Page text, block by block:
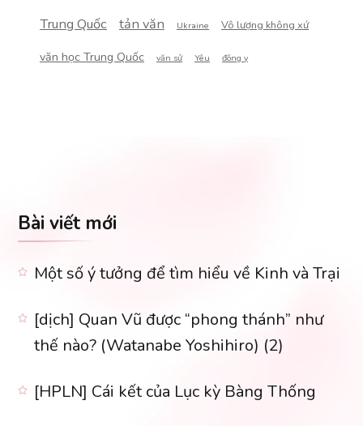
Trung Quốc tản văn Ukraine Vô lượng không xứ
văn học Trung Quốc văn sử Yêu đông y
Bài viết mới
Một số ý tưởng để tìm hiểu về Kinh và Trại
[dịch] Quan Vũ được “phong thánh” như
thế nào? (Watanabe Yoshihiro) (2)
[HPLN] Cái kết của Lục kỳ Bàng Thống